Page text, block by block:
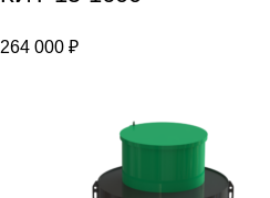
264 000 ₽